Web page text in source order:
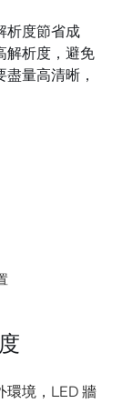
析度節省成
解析度，避免
量高清晰，
環境，LED 牆